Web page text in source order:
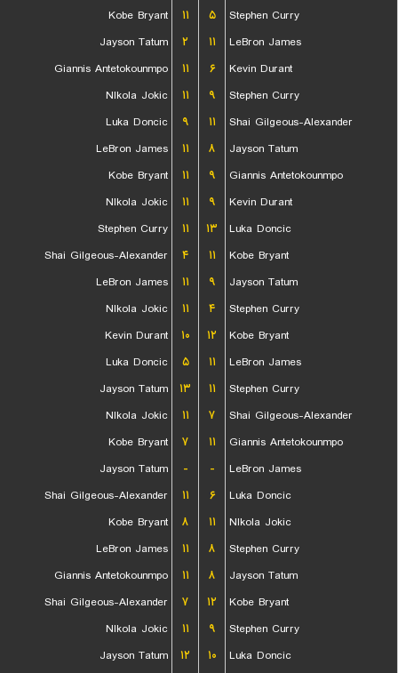
Kobe Bryant
۱۱ ۵
Stephen Curry
Jayson Tatum
۲ ۱۱
LeBron James
Giannis Antetokounmpo
۱۱ ۶
Kevin Durant
NIkola Jokic
۱۱ ۹
Stephen Curry
Luka Doncic
۹ ۱۱
Shai Gilgeous-Alexander
LeBron James
۱۱ ۸
Jayson Tatum
Kobe Bryant
۱۱ ۹
Giannis Antetokounmpo
NIkola Jokic
۱۱ ۹
Kevin Durant
Stephen Curry
۱۱ ۱۳
Luka Doncic
Shai Gilgeous-Alexander
۴ ۱۱
Kobe Bryant
LeBron James
۱۱ ۹
Jayson Tatum
NIkola Jokic
۱۱ ۴
Stephen Curry
Kevin Durant
۱۰ ۱۲
Kobe Bryant
Luka Doncic
۵ ۱۱
LeBron James
Jayson Tatum
۱۳ ۱۱
Stephen Curry
NIkola Jokic
۱۱ ۷
Shai Gilgeous-Alexander
Kobe Bryant
۷ ۱۱
Giannis Antetokounmpo
Jayson Tatum
- -
LeBron James
Shai Gilgeous-Alexander
۱۱ ۶
Luka Doncic
Kobe Bryant
۸ ۱۱
NIkola Jokic
LeBron James
۱۱ ۸
Stephen Curry
Giannis Antetokounmpo
۱۱ ۸
Jayson Tatum
Shai Gilgeous-Alexander
۷ ۱۲
Kobe Bryant
NIkola Jokic
۱۱ ۹
Stephen Curry
Jayson Tatum
۱۲ ۱۰
Luka Doncic